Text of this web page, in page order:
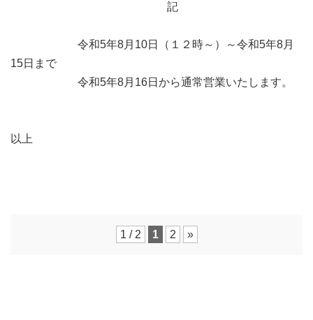
記
令和5年8月10日（１２時～）～令和5年8月
15日まで
令和5年8月16日から通常営業いたします。
以上
1 / 2 1 2 »